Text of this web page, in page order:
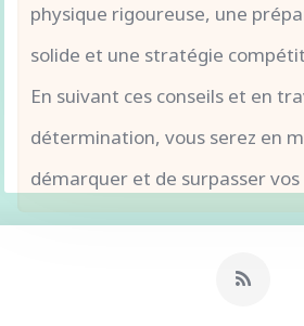
physique rigoureuse, une
solide et une stratégie
En suivant ces conseils et en
détermination, vous serez en
démarquer et de surpasser